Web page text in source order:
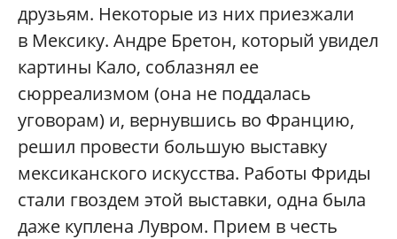
друзьям. Некоторые из них приезжали
в Мексику. Андре Бретон, который увидел
картины Кало, соблазнял ее
сюрреализмом (она не поддалась
уговорам) и, вернувшись во Францию,
решил провести большую выставку
мексиканского искусства. Работы Фриды
стали гвоздем этой выставки, одна была
даже куплена Лувром. Прием в честь